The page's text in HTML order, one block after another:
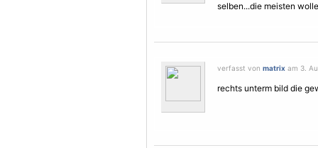
selben...die meisten
verfasst von matrix am 3.
rechts unterm bild die